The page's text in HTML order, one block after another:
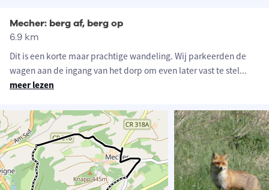
Mecher: berg af, berg op
6.9 km
Dit is een korte maar prachtige wandeling. Wij parkeerden de
wagen aan de ingang van het dorp om even later vast te stel...
meer lezen